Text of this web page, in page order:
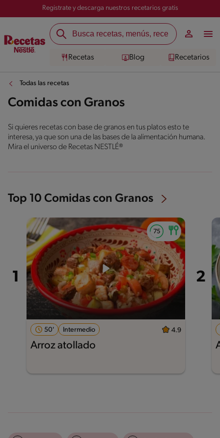
Registrate y descarga nuestros recetarios gratis
Recetas Blog Recetarios
Todas las recetas
Comidas con Granos
Si quieres recetas con base de granos en tus platos esto te
interesa, ya que son una de las bases de la alimentación humana.
Mira el universo de Recetas NESTLÉ®
Top 10 Comidas con Granos
50' Intermedio 4.9
Arroz atollado